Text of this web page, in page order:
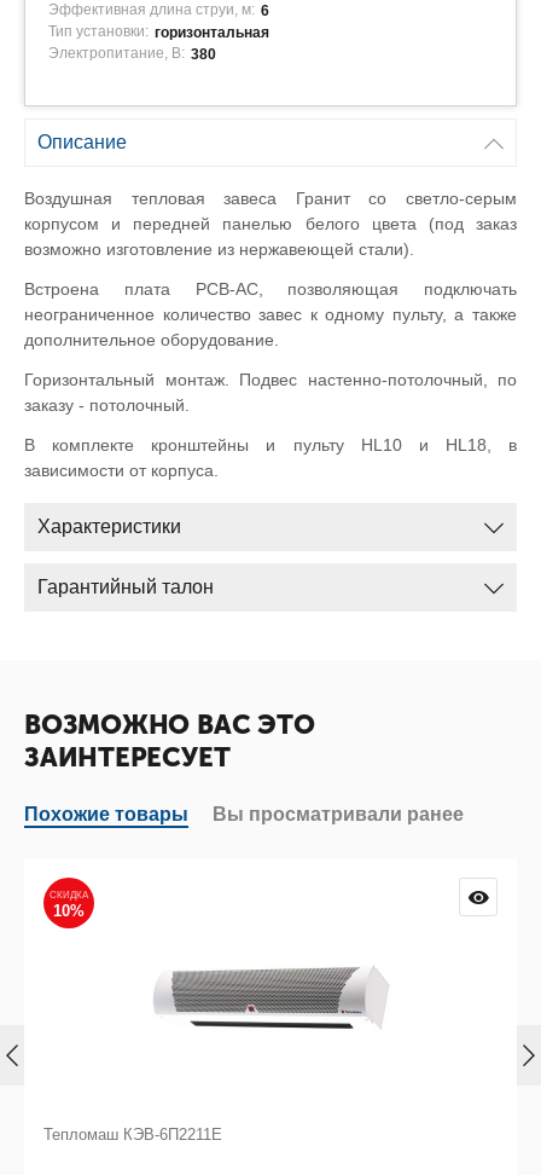
Эффективная длина струи, м: 6
Тип установки: горизонтальная
Электропитание, В: 380
Описание
Воздушная тепловая завеса Гранит со светло-серым
корпусом и передней панелью белого цвета (под заказ
возможно изготовление из нержавеющей стали).
Встроена плата PCB-AC, позволяющая подключать
неограниченное количество завес к одному пульту, а также
дополнительное оборудование.
Горизонтальный монтаж. Подвес настенно-потолочный, по
заказу - потолочный.
В комплекте кронштейны и пульту HL10 и HL18, в
зависимости от корпуса.
Характеристики
Гарантийный талон
ВОЗМОЖНО ВАС ЭТО
ЗАИНТЕРЕСУЕТ
Похожие товары Вы просматривали ранее
СКИДКА
10%
Тепломаш КЭВ-6П2211Е